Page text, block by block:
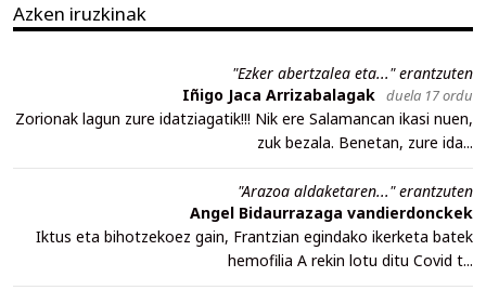
Azken iruzkinak
"Ezker abertzalea eta..." erantzuten
Iñigo Jaca Arrizabalagak duela 17 ordu
Zorionak lagun zure idatziagatik!!! Nik ere Salamancan ikasi nuen,
zuk bezala. Benetan, zure ida...
"Arazoa aldaketaren..." erantzuten
Angel Bidaurrazaga vandierdonckek
Iktus eta bihotzekoez gain, Frantzian egindako ikerketa batek
hemofilia A rekin lotu ditu Covid t...